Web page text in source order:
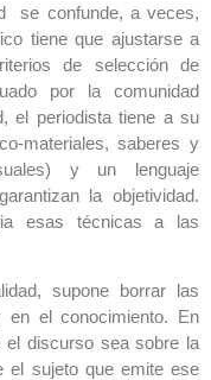
se confunde, a veces,
tiene que ajustarse a
de selección de
por la comunidad
el periodista tiene a su
materiales, saberes y
y un lenguaje
la objetividad.
esas técnicas a las
supone borrar las
en el conocimiento. En
discurso sea sobre la
el sujeto que emite ese